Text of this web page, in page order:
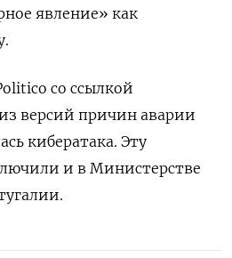
явление» как
со ссылкой
версий причин аварии
кибератака. Эту
и в Министерстве